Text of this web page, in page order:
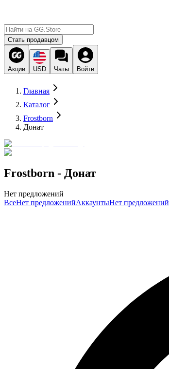
Стать продавцом
Акции USD Чаты Войти
Главная
Каталог
Frostborn
Донат
Frostborn - Донат
Нет предложений
ВсеНет предложенийАккаунтыНет предложений